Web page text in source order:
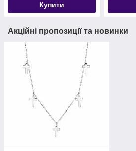
Купити
Акційні пропозиції та новинки